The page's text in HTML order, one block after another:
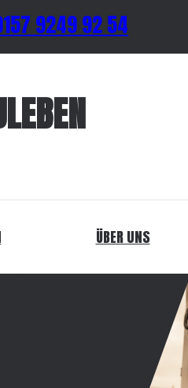
9249 92 54
ÜBER UNS